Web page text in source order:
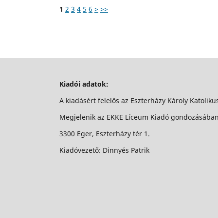
1 2 3 4 5 6 > >>
Kiadói adatok:
A kiadásért felelős az Eszterházy Károly
Megjelenik az EKKE Líceum Kiadó gondozásában
3300 Eger, Eszterházy tér 1.
Kiadóvezető: Dinnyés Patrik